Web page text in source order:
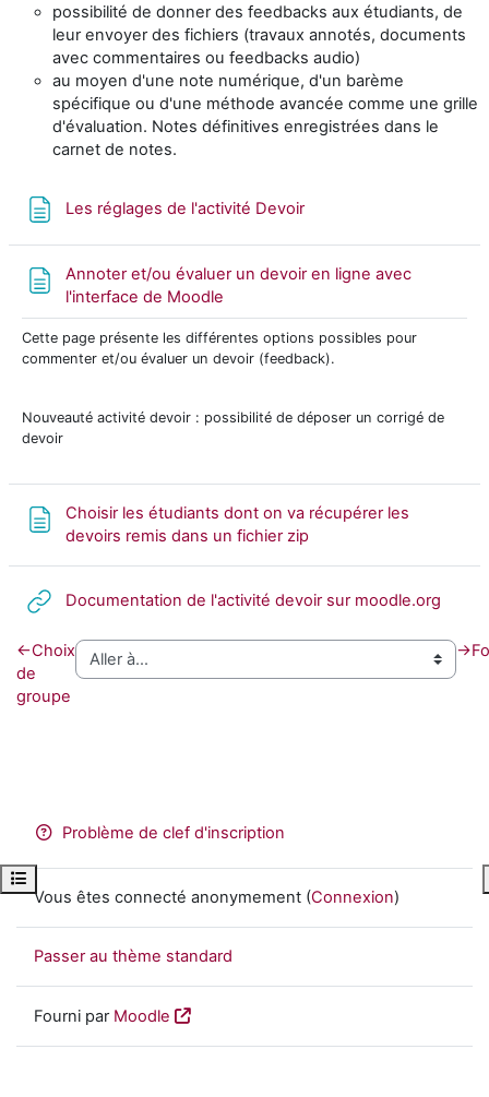
Ouvrir l’index du cours
possibilité de donner des feedbacks aux étudiants, de
leur envoyer des fichiers (travaux annotés, documents
avec commentaires ou feedbacks audio)
au moyen d'une note numérique, d'un barème
spécifique ou d'une méthode avancée comme une grille
d'évaluation. Notes définitives enregistrées dans le
carnet de notes.
Les réglages de l'activité DevoirPage
Annoter et/ou évaluer un devoir en ligne avec
l'interface de Moodle
Cette page présente les différentes options possibles pour
commenter et/ou évaluer un devoir (feedback).
Nouveauté activité devoir : possibilité de déposer un corrigé de
devoir
Choisir les étudiants dont on va récupérer les
devoirs remis dans un fichier zipPage
Documentation de l'activité devoir sur moodle.org
←Choix
de
groupe
→
Problème de clef d'inscription
Vous êtes connecté anonymement (Connexion)
Passer au thème standard
Fourni par Moodle